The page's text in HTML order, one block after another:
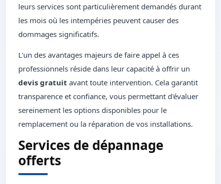
leurs services sont particulièrement demandés durant
les mois où les intempéries peuvent causer des
dommages significatifs.
L'un des avantages majeurs de faire appel à ces
professionnels réside dans leur capacité à offrir un
devis gratuit avant toute intervention. Cela garantit
transparence et confiance, vous permettant d'évaluer
sereinement les options disponibles pour le
remplacement ou la réparation de vos installations.
Services de dépannage
offerts